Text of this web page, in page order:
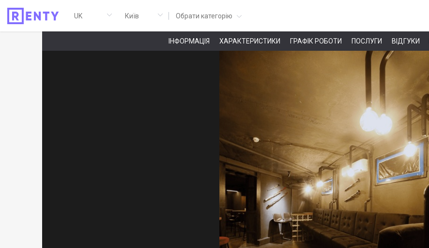
Обрати категорію
ІНФОРМАЦІЯ ХАРАКТЕРИСТИКИ ГРАФІК РОБОТИ ПОСЛУГИ ВІДГУКИ